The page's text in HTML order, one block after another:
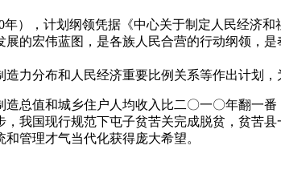
），计划纲领凭据《中心关于制定人民经济
的宏伟蓝图，是各族人民合营的行动纲领，
力分布和人民经济重要比例关系等作出计划，
总值和城乡住户人均收入比二〇一〇年翻一
我国现行规范下屯子贫苦关完成脱贫，贫苦
管理才气当代化获得庞大希望。